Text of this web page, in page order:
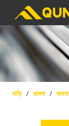
বাড়ি / মামলা / মামলা